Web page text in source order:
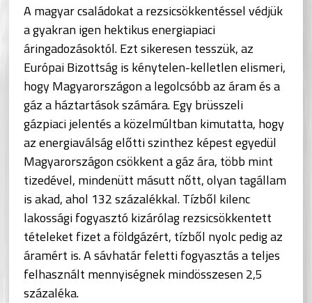
A magyar családokat a rezsicsökkentéssel védjük
a gyakran igen hektikus energiapiaci
áringadozásoktól. Ezt sikeresen tesszük, az
Európai Bizottság is kénytelen-kelletlen elismeri,
hogy Magyarországon a legolcsóbb az áram és a
gáz a háztartások számára. Egy brüsszeli
gázpiaci jelentés a közelmúltban kimutatta, hogy
az energiaválság előtti szinthez képest egyedül
Magyarországon csökkent a gáz ára, több mint
tizedével, mindenütt másutt nőtt, olyan tagállam
is akad, ahol 132 százalékkal. Tízből kilenc
lakossági fogyasztó kizárólag rezsicsökkentett
tételeket fizet a földgázért, tízből nyolc pedig az
áramért is. A sávhatár feletti fogyasztás a teljes
felhasznált mennyiségnek mindösszesen 2,5
százaléka.